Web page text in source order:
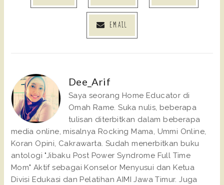
EMAIL
Dee_Arif
Saya seorang Home Educator di
Omah Rame. Suka nulis, beberapa
tulisan diterbitkan dalam beberapa
media online, misalnya Rocking Mama, Ummi Online,
Koran Opini, Cakrawarta. Sudah menerbitkan buku
antologi "Jibaku Post Power Syndrome Full Time
Mom" Aktif sebagai Konselor Menyusui dan Ketua
Divisi Edukasi dan Pelatihan AIMI Jawa Timur. Juga